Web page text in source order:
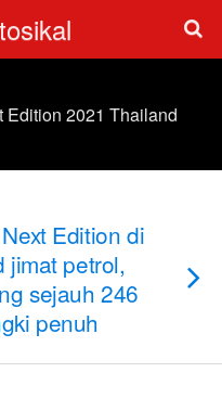
Edition 2021 Thailand
Edition di
jimat petrol,
sejauh 246
penuh